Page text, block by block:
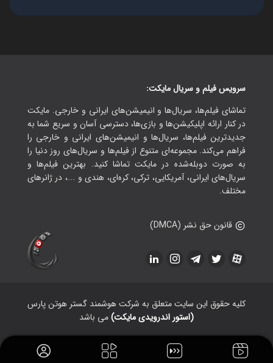
سرویس فیلم و سریال مایکت:
تماشای فیلم‌ها، سریال‌ها و انیمیشن‌های ایرانی و خارجی. مایکت
در کنار ارائه اپلیکیشن‌ها و بازی‌ها، دسترسی آسان و سریع شما به
جدیدترین فیلم‌ها، سریال‌ها و انیمیشن‌های ایرانی و خارجی را
فراهم می‌کند. مجموعه‌ای متنوع از فیلم‌ها و سریال‌های روز دنیا را
به صورت دوبله‌شده در مایکت تماشا کنید. بهترین فیلم‌ها و
سریال‌های ایرانی، آمریکایی، ترکی، کره‌ای، هندی و ...، در ژانرهای
مختلف.
قانون حق نشر (DMCA)
کلیه حقوق این سایت متعلق به شرکت هوشمند گستر هوتن پارس
(استور اندرویدی مایکت)می باشد